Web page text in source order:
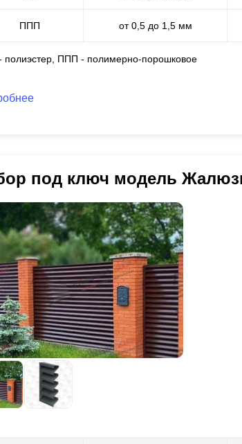
ППП от 0,5 до 1,5 мм
полиэстер, ППП - полимерно-порошковое
под ключ модель